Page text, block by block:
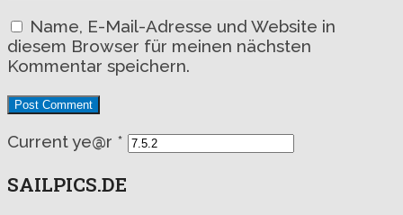
Name, E-Mail-Adresse und Website in
diesem Browser für meinen nächsten
Kommentar speichern.
Current ye@r *
SAILPICS.DE